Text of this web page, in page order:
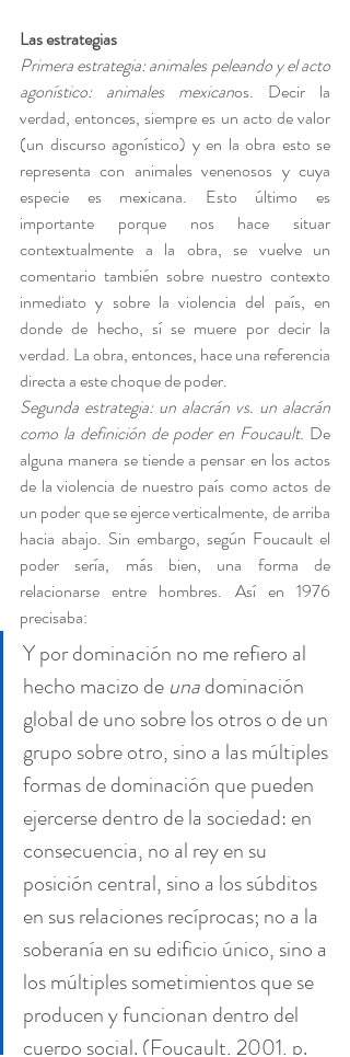
Las estrategias
Primera estrategia: animales peleando y el acto
agonístico: animales mexicanos. Decir la
verdad, entonces, siempre es un acto de valor
(un discurso agonístico) y en la obra esto se
representa con animales venenosos y cuya
especie es mexicana. Esto último es
importante porque nos hace situar
contextualmente a la obra, se vuelve un
comentario también sobre nuestro contexto
inmediato y sobre la violencia del país, en
donde de hecho, sí se muere por decir la
verdad. La obra, entonces, hace una referencia
directa a este choque de poder.
Segunda estrategia: un alacrán vs. un alacrán
como la definición de poder en Foucault. De
alguna manera se tiende a pensar en los actos
de la violencia de nuestro país como actos de
un poder que se ejerce verticalmente, de arriba
hacia abajo. Sin embargo, según Foucault el
poder sería, más bien, una forma de
relacionarse entre hombres. Así en 1976
precisaba:
Y por dominación no me refiero al
hecho macizo de una dominación
global de uno sobre los otros o de un
grupo sobre otro, sino a las múltiples
formas de dominación que pueden
ejercerse dentro de la sociedad: en
consecuencia, no al rey en su
posición central, sino a los súbditos
en sus relaciones recíprocas; no a la
soberanía en su edificio único, sino a
los múltiples sometimientos que se
producen y funcionan dentro del
cuerpo social. (Foucault, 2001, p.